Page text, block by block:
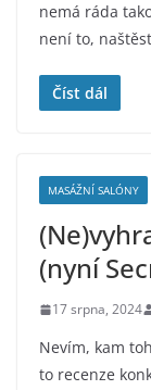
nemá ráda
není to,
Číst dál
MASÁŽNÍ SALÓNY
(nyní
17 srpna, 2024
Nevím, kam
to recenze